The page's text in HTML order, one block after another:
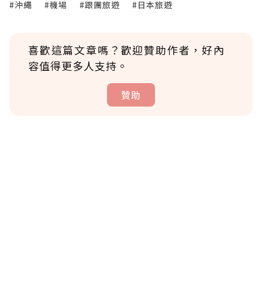
#沖繩 #機場 #跟團旅遊 #日本旅遊
喜歡這篇文章嗎？歡迎贊助作者，好內
容值得更多人支持。
贊助